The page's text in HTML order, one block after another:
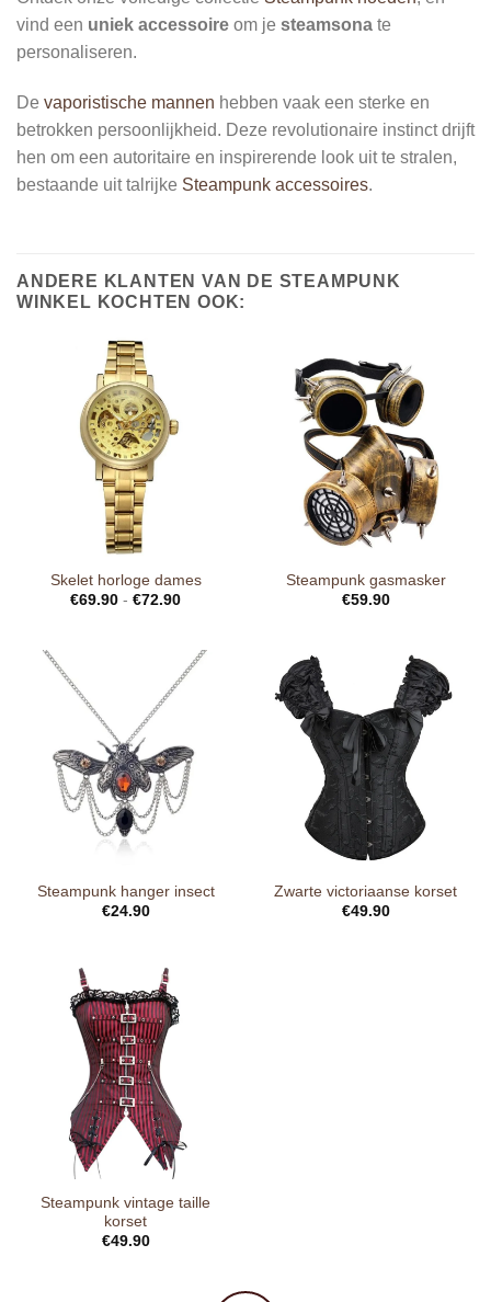
vind een uniek accessoire om je steamsona te
personaliseren.
De vaporistische mannen hebben vaak een sterke en
betrokken persoonlijkheid. Deze revolutionaire instinct drijft
hen om een autoritaire en inspirerende look uit te stralen,
bestaande uit talrijke Steampunk accessoires.
ANDERE KLANTEN VAN DE STEAMPUNK
WINKEL KOCHTEN OOK:
Skelet horloge dames
€69.90 - €72.90
Steampunk gasmasker
€59.90
Steampunk hanger insect
€24.90
Zwarte victoriaanse korset
€49.90
Steampunk vintage taille
korset
€49.90